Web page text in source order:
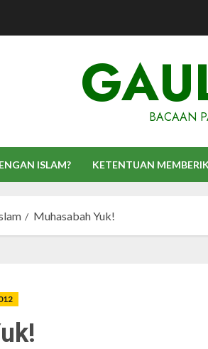
BACAAN
ISLAM? KETENTUAN
Muhasabah Yuk!